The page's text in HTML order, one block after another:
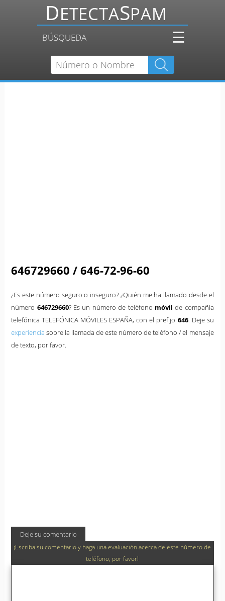
BÚSQUEDA ☰
646729660 / 646-72-96-60
¿Es este número seguro o inseguro? ¿Quién me ha llamado desde el
número 646729660? Es un número de teléfono móvil de compañía
telefónica TELEFÓNICA MÓVILES ESPAÑA, con el prefijo 646. Deje su
experiencia sobre la llamada de este número de teléfono / el mensaje
de texto, por favor.
Deje su comentario
¡Escriba su comentario y haga una evaluación acerca de este número de
teléfono, por favor!